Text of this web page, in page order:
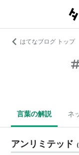
はてなブログ トップ
言葉の解説 ネ
アンリミテッド (